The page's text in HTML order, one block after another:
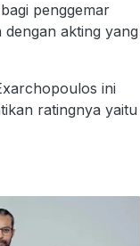
penggemar
akting yang
ini
ratingnya yaitu